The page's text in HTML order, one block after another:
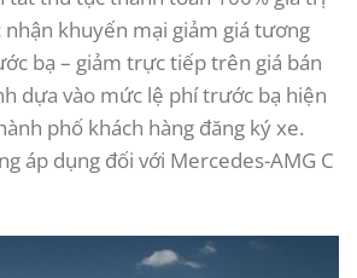
khuyến mại giảm giá tương
bạ – giảm trực tiếp trên giá bán
dựa vào mức lệ phí trước bạ hiện
phố khách hàng đăng ký xe.
áp dụng đối với Mercedes-AMG C